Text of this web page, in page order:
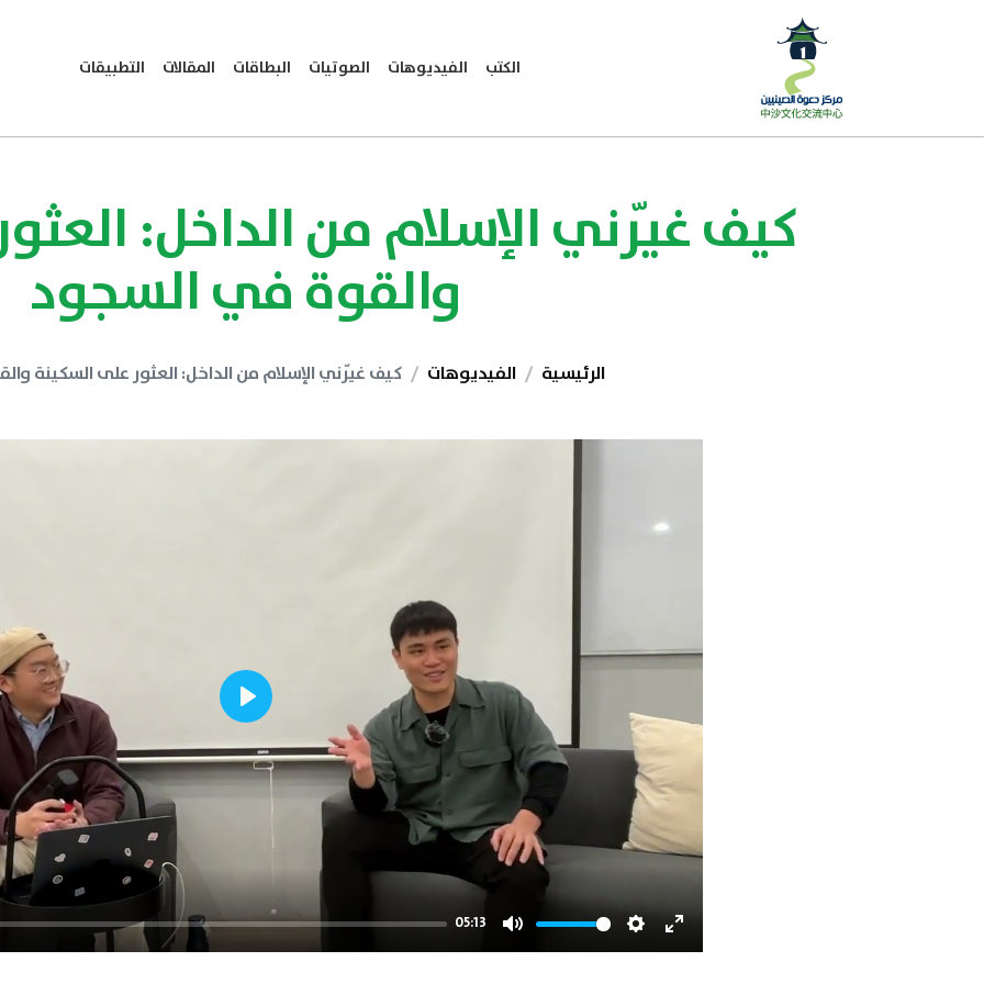
الكتب الفيديوهات الصوتيات البطاقات المقالات التطبيقات
كيف غيّرني الإسلام من الداخل:
والقوة في السجود
الرئيسية الفيديوهات كيف غيّرني الإسلام من الداخل: العثور على السكينة
05:13
Mute Settings
Enter
Play